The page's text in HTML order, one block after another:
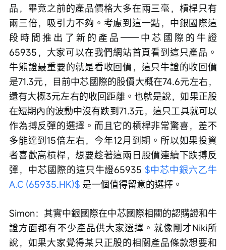
品，畢竟之前的產品價格大多在兩三毫，槓桿只有
兩三倍，吸引力不夠。考慮到這一點，中銀國際這
段時間推出了新的產品——中芯國際的牛證
65935，大家可以在我們網站首頁看到這只產品。
牛熊證最重要的就是看收回價，這只牛證的收回價
是71.3元，目前中芯國際的股價大概在74.6元左右，
還有大概3元左右的收回距離。也就是說，如果正股
在短期內的波動中沒有跌到71.3元，這只工具就可以
作為搏反彈的選擇。而且它的槓桿非常驚喜，差不
多能達到15倍左右，今年12月到期。所以如果投資
者喜歡高槓桿，想要趁著這兩日股價連續下跌搏反
彈，中芯國際的這只牛證65935 $中芯中銀六乙牛
A.C (65935.HK)$ 是一個值得留意的選擇。
Simon：其實中銀國際在中芯國際相關的認購證和牛
證方面都有不少產品供大家選擇。就像剛才Niki所
說，如果大家覺得某只正股的相關產品條款想要和